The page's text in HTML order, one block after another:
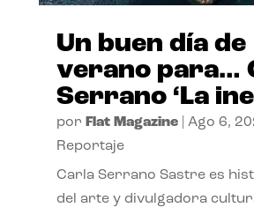
Un buen día de
verano para…
Serrano ‘La
por Flat Magazine| Ago 6,
Reportaje
Carla Serrano Sastre es
del arte y divulgadora